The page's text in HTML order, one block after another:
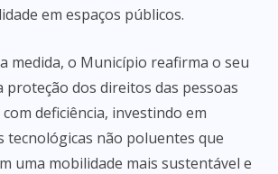
em espaços públicos.
medida, o Município reafirma o seu
proteção dos direitos das pessoas
com deficiência, investindo em
tecnológicas não poluentes que
uma mobilidade mais sustentável e